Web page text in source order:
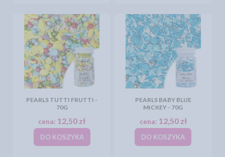
PEARLS TUTTI FRUTTI -
70G
cena: 12,50 zł
DO KOSZYKA
PEARLS BABY BLUE
MICKEY - 70G
cena: 12,50 zł
DO KOSZYKA